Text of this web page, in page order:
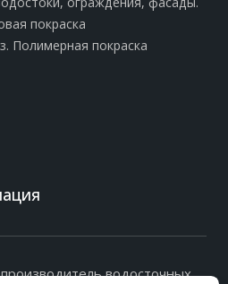
покраска
Полимерная покраска
водосточных